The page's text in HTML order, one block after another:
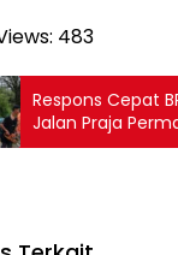
483
Respons Cepat
Jalan Praja